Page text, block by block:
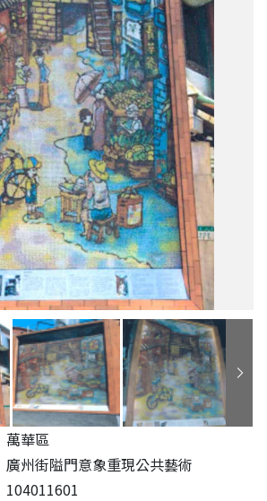
料
萬華區
廣州街隘門意象重現公共藝術
104011601